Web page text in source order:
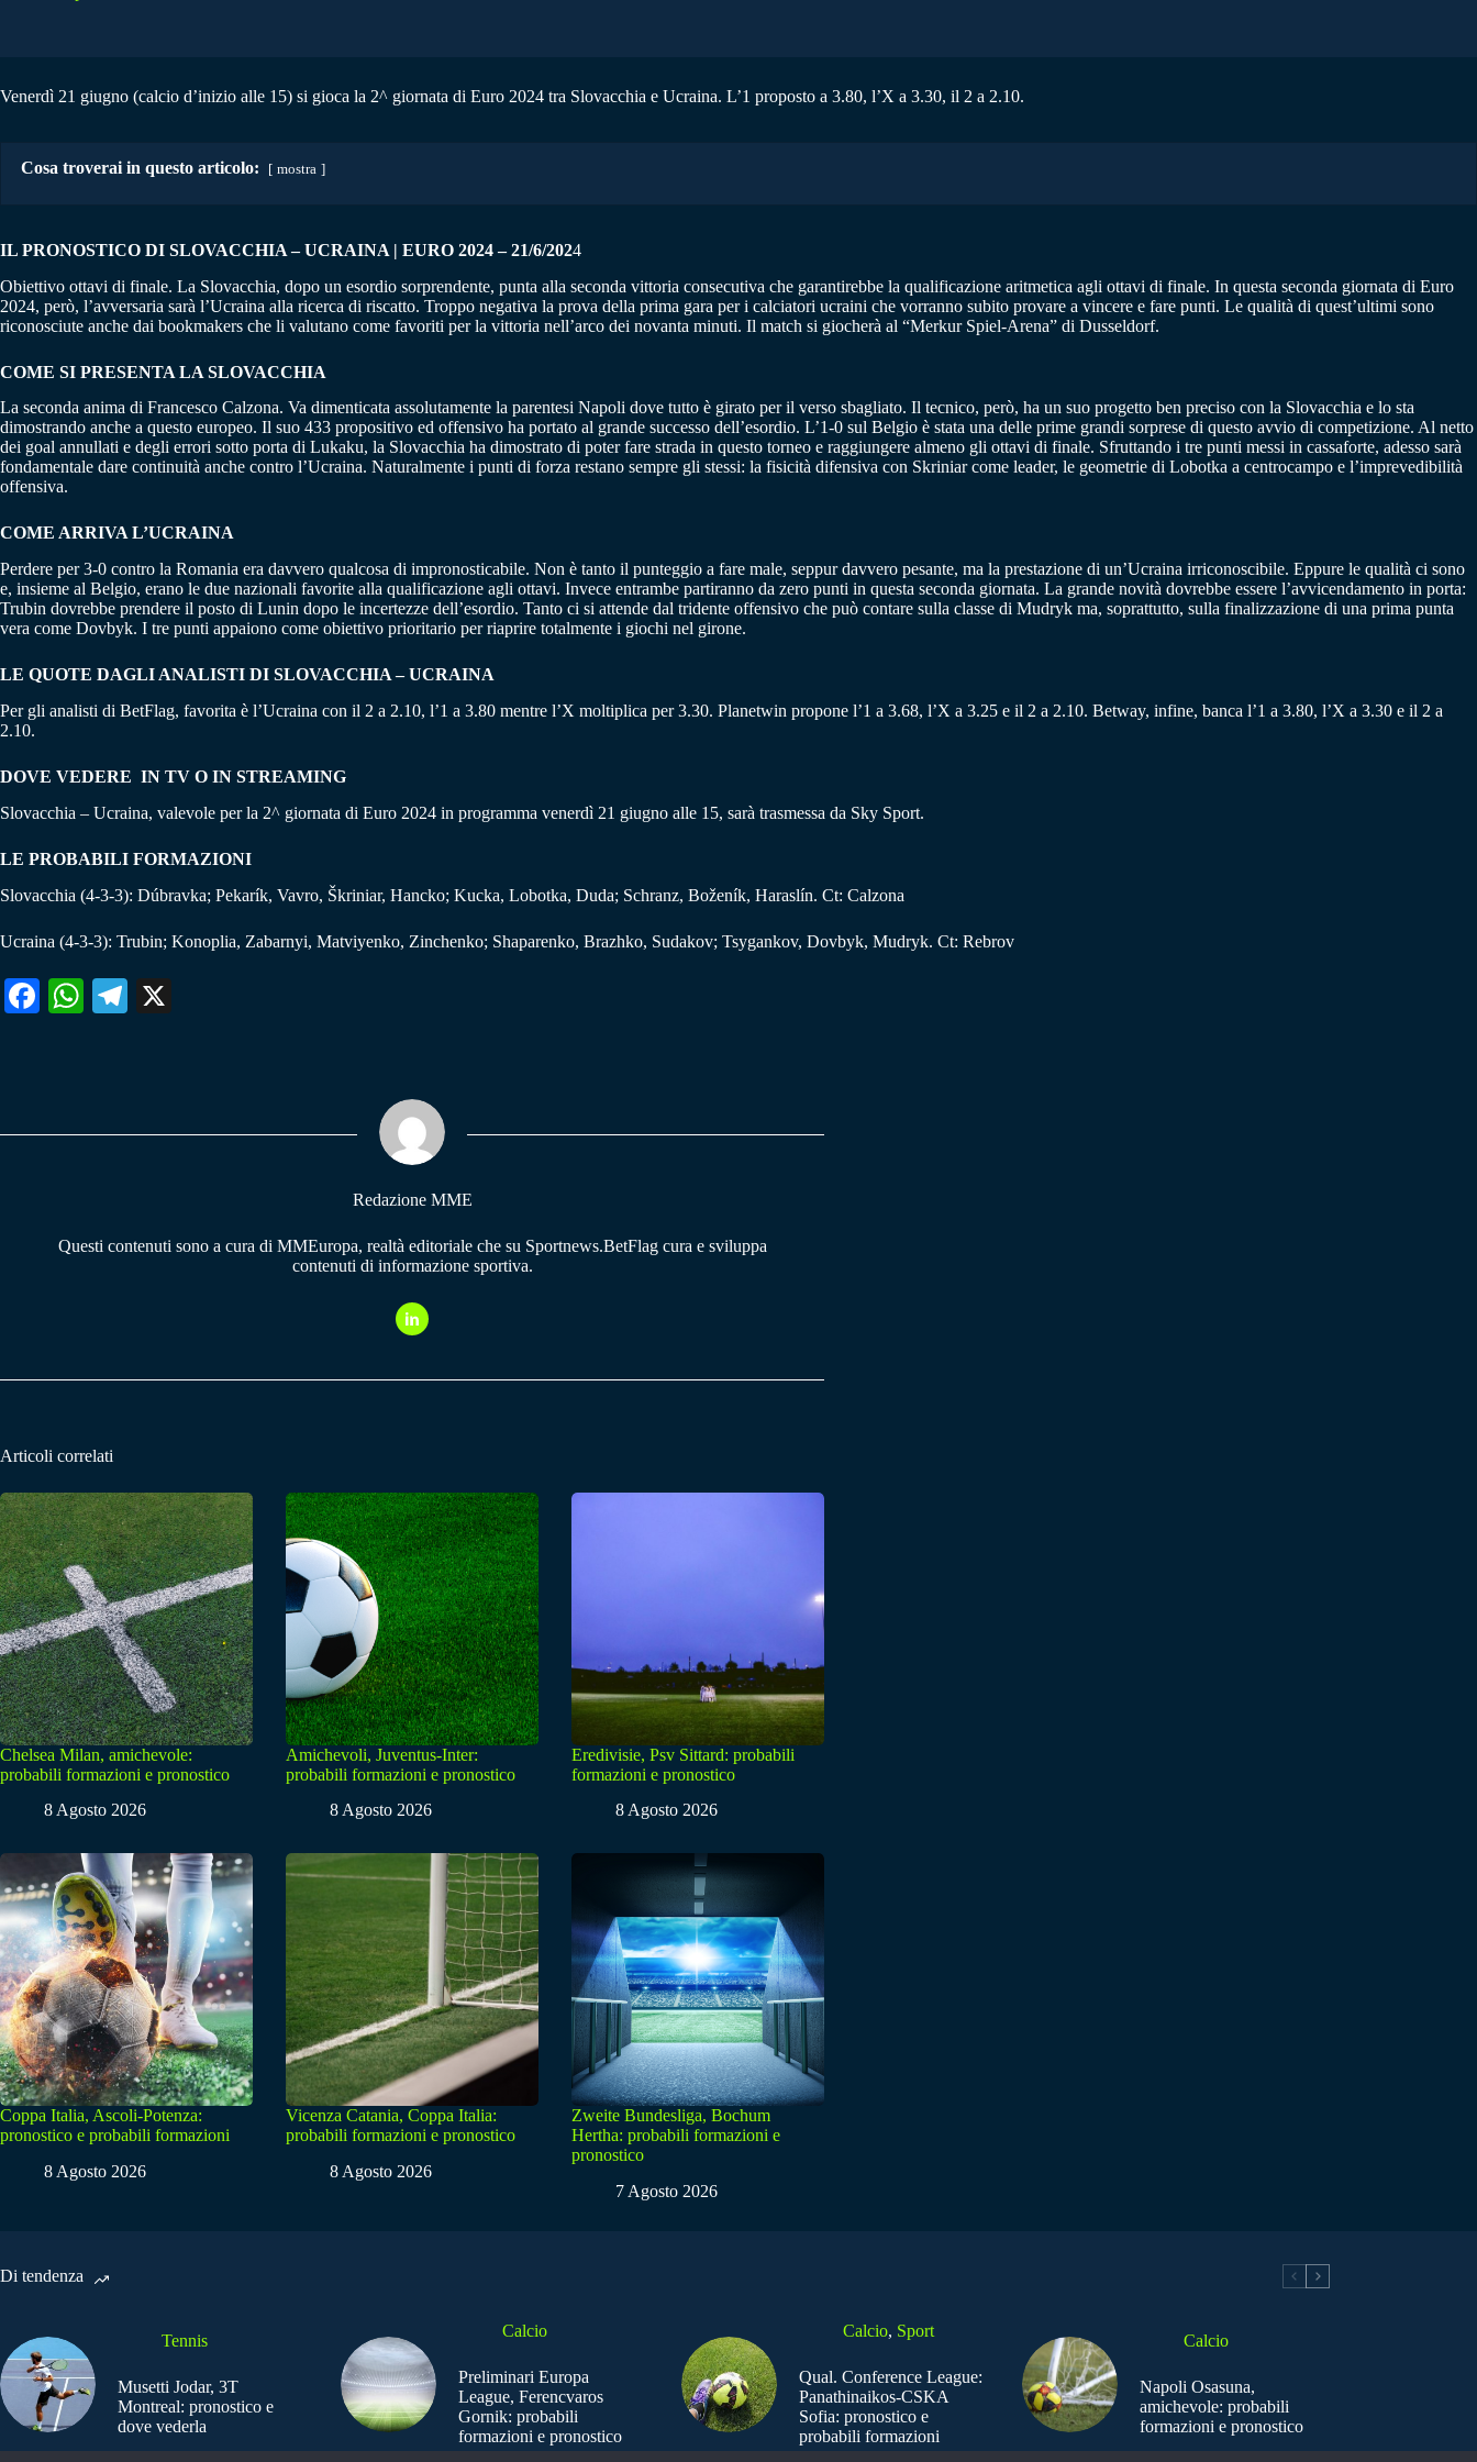
Venerdì 21 giugno (calcio d’inizio alle 15) si gioca la 2^ giornata di Euro 2024 tra Slovacchia e Ucraina. L’1 proposto a 3.80, l’X a 3.30, il 2 a 2.10.
Cosa troverai in questo articolo: mostra
IL PRONOSTICO DI SLOVACCHIA – UCRAINA | EURO 2024 – 21/6/2024
Obiettivo ottavi di finale. La Slovacchia, dopo un esordio sorprendente, punta alla seconda vittoria consecutiva che garantirebbe la qualificazione aritmetica agli ottavi di finale. In questa seconda giornata di Euro
2024, però, l’avversaria sarà l’Ucraina alla ricerca di riscatto. Troppo negativa la prova della prima gara per i calciatori ucraini che vorranno subito provare a vincere e fare punti. Le qualità di quest’ultimi sono
riconosciute anche dai bookmakers che li valutano come favoriti per la vittoria nell’arco dei novanta minuti. Il match si giocherà al “Merkur Spiel-Arena” di Dusseldorf.
COME SI PRESENTA LA SLOVACCHIA
La seconda anima di Francesco Calzona. Va dimenticata assolutamente la parentesi Napoli dove tutto è girato per il verso sbagliato. Il tecnico, però, ha un suo progetto ben preciso con la Slovacchia e lo sta
dimostrando anche a questo europeo. Il suo 433 propositivo ed offensivo ha portato al grande successo dell’esordio. L’1-0 sul Belgio è stata una delle prime grandi sorprese di questo avvio di competizione. Al netto
dei goal annullati e degli errori sotto porta di Lukaku, la Slovacchia ha dimostrato di poter fare strada in questo torneo e raggiungere almeno gli ottavi di finale. Sfruttando i tre punti messi in cassaforte, adesso sarà
fondamentale dare continuità anche contro l’Ucraina. Naturalmente i punti di forza restano sempre gli stessi: la fisicità difensiva con Skriniar come leader, le geometrie di Lobotka a centrocampo e l’imprevedibilità
offensiva.
COME ARRIVA L’UCRAINA
Perdere per 3-0 contro la Romania era davvero qualcosa di impronosticabile. Non è tanto il punteggio a fare male, seppur davvero pesante, ma la prestazione di un’Ucraina irriconoscibile. Eppure le qualità ci sono
e, insieme al Belgio, erano le due nazionali favorite alla qualificazione agli ottavi. Invece entrambe partiranno da zero punti in questa seconda giornata. La grande novità dovrebbe essere l’avvicendamento in porta:
Trubin dovrebbe prendere il posto di Lunin dopo le incertezze dell’esordio. Tanto ci si attende dal tridente offensivo che può contare sulla classe di Mudryk ma, soprattutto, sulla finalizzazione di una prima punta
vera come Dovbyk. I tre punti appaiono come obiettivo prioritario per riaprire totalmente i giochi nel girone.
LE QUOTE DAGLI ANALISTI DI SLOVACCHIA – UCRAINA
Per gli analisti di BetFlag, favorita è l’Ucraina con il 2 a 2.10, l’1 a 3.80 mentre l’X moltiplica per 3.30. Planetwin propone l’1 a 3.68, l’X a 3.25 e il 2 a 2.10. Betway, infine, banca l’1 a 3.80, l’X a 3.30 e il 2 a
2.10.
DOVE VEDERE IN TV O IN STREAMING
Slovacchia – Ucraina, valevole per la 2^ giornata di Euro 2024 in programma venerdì 21 giugno alle 15, sarà trasmessa da Sky Sport.
LE PROBABILI FORMAZIONI
Slovacchia (4-3-3): Dúbravka; Pekarík, Vavro, Škriniar, Hancko; Kucka, Lobotka, Duda; Schranz, Boženík, Haraslín. Ct: Calzona
Ucraina (4-3-3): Trubin; Konoplia, Zabarnyi, Matviyenko, Zinchenko; Shaparenko, Brazhko, Sudakov; Tsygankov, Dovbyk, Mudryk. Ct: Rebrov
Fa W
pp
Te
m
Redazione MME
Questi contenuti sono a cura di MMEuropa, realtà editoriale che su Sportnews.BetFlag cura e sviluppa
contenuti di informazione sportiva.
Articoli correlati
Chelsea Milan, amichevole:
probabili formazioni e pronostico
8 Agosto 2026
Amichevoli, Juventus-Inter:
probabili formazioni e pronostico
8 Agosto 2026
Eredivisie, Psv Sittard: probabili
formazioni e pronostico
8 Agosto 2026
Coppa Italia, Ascoli-Potenza:
pronostico e probabili formazioni
8 Agosto 2026
Vicenza Catania, Coppa Italia:
probabili formazioni e pronostico
8 Agosto 2026
Zweite Bundesliga, Bochum
Hertha: probabili formazioni e
pronostico
7 Agosto 2026
Di tendenza
Tennis
Musetti Jodar, 3T
Montreal: pronostico e
dove vederla
Calcio
Preliminari Europa
League, Ferencvaros
Gornik: probabili
formazioni e pronostico
Calcio, Sport
Qual. Conference League:
Panathinaikos-CSKA
Sofia: pronostico e
probabili formazioni
Calcio
Napoli Osasuna,
amichevole: probabili
formazioni e pronostico